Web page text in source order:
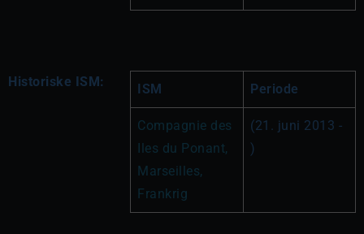
Historiske ISM: ISM Periode
Compagnie des
Iles du Ponant,
Marseilles,
Frankrig
(21. juni 2013 -
)